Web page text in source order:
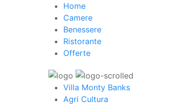
Home
Camere
Benessere
Ristorante
Offerte
Villa Monty Banks
Agri Cultura